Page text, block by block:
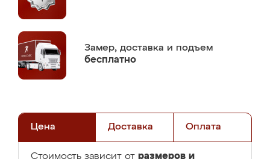
Замер, доставка и подъем
бесплатно
Цена Доставка Оплата
Стоимость зависит от размеров и